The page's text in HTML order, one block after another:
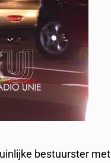
bestuurster met